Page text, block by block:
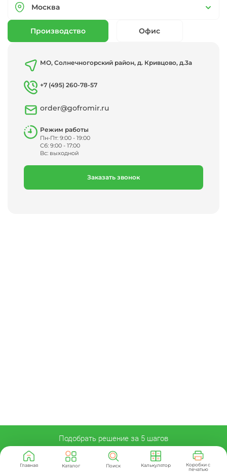
Москва
Производство Офис
МО, Солнечногорский район, д. Кривцово, д.3а
+7 (495) 260-78-57
order@gofromir.ru
Режим работы
Пн-Пт: 9:00 - 19:00
Сб: 9:00 - 17:00
Вс: выходной
Заказать звонок
Главная Каталог Поиск Калькулятор
Коробки с
печатью
Подобрать решение за 5 шагов